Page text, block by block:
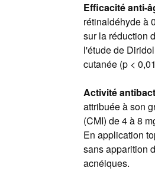
Efficacité anti-
rétinaldéhyde à
sur la réduction
l'étude de
cutanée (p <
Activité
attribuée à son
(CMI) de 4 à 8
En application
sans apparition
acnéiques.